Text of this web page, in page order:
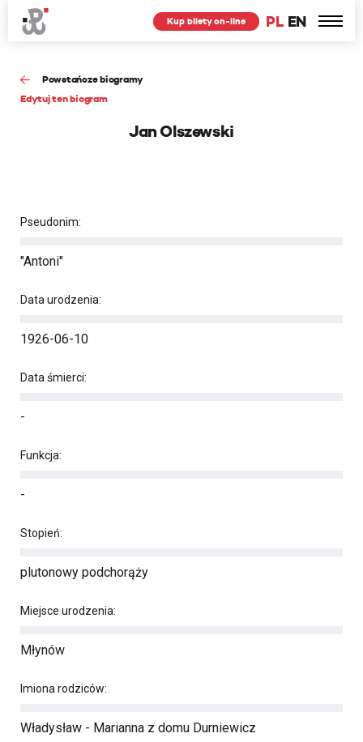
PL EN
Kup bilety on-line
Powstańcze biogramy
Edytuj ten biogram
Jan Olszewski
Pseudonim:
"Antoni"
Data urodzenia:
1926-06-10
Data śmierci:
-
Funkcja:
-
Stopień:
plutonowy podchorąży
Miejsce urodzenia:
Młynów
Imiona rodziców:
Władysław - Marianna z domu Durniewicz